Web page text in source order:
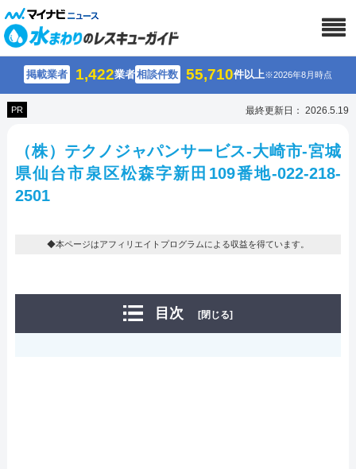
掲載業者 1,422業者相談件数 55,710件以上※2026年8月時点
PR 最終更新日： 2026.5.19
（株）テクノジャパンサービス-大崎市-宮城
県仙台市泉区松森字新田109番地-022-218-
2501
◆本ページはアフィリエイトプログラムによる収益を得ています。
目次 [閉じる]